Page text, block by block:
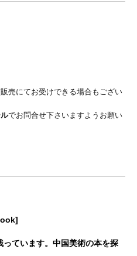
売にてお受けできる場合もござい
でお問合せ下さいますようお願い
ています。中国美術の本を探